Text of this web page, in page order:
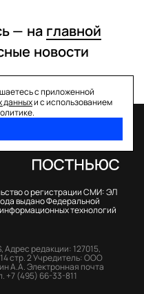
— на главной
новости
с приложенной
данныхи с использованием
о регистрации СМИ: ЭЛ
выдано Федеральной
технологий
Адрес редакции: 127015,
стр. 2Учредитель: ООО
А.А.Электронная почта
+7 (495) 66-33-811